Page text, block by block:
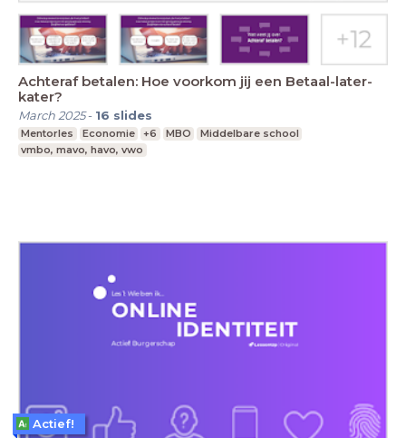
Achteraf betalen: Hoe voorkom jij een Betaal-later-
kater?
March 2025- 16 slides
Mentorles Economie +6 MBO
Middelbare school
vmbo, mavo, havo, vwo
Actief!